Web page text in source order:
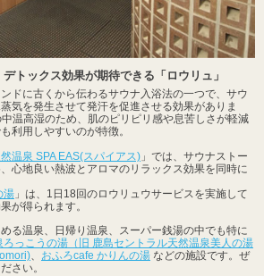
トックス効果が期待できる「ロウリュ」
ドに古くから伝わるサウナ入浴法の一つで、サウ
気を発生させて発汗を促進させる効果がありま
温高湿のため、肌のピリピリ感や息苦しさが軽減
利用しやすいのが特徴。
温泉 SPA EAS(スパイアス) 」では、サウナストー
心地良い熱波とアロマのリラックス効果を同時に
湯 」は、1日18回のロウリュウサービスを実施して
が得られます。
る温泉、日帰り温泉、スーパー銭湯の中でも特に
ろっこうの湯（旧 鹿島セントラル天然温泉美人の湯
、 おふろcafe かりんの湯 などの施設です。ぜ
さい。